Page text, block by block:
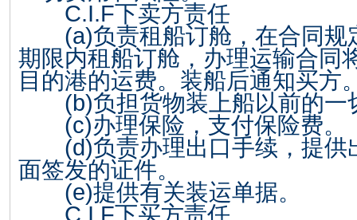
C.I.F下卖方责任
(a)负责租船订舱，在合同规
期限内租船订舱，办理运输合同
目的港的运费。装船后通知买方
(b)负担货物装上船以前的一
(c)办理保险，支付保险费。
(d)负责办理出口手续，提供
面签发的证件。
(e)提供有关装运单据。
C.I.F下买方责任